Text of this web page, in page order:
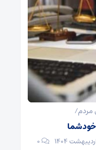
مردم/
خود شما
0